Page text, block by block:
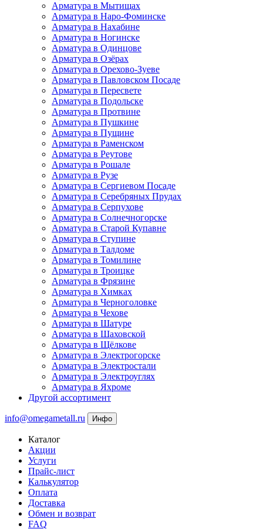
Арматура в Мытищах
Арматура в Наро-Фоминске
Арматура в Нахабине
Арматура в Ногинске
Арматура в Одинцове
Арматура в Озёрах
Арматура в Орехово-Зуеве
Арматура в Павловском Посаде
Арматура в Пересвете
Арматура в Подольске
Арматура в Протвине
Арматура в Пушкине
Арматура в Пущине
Арматура в Раменском
Арматура в Реутове
Арматура в Рошале
Арматура в Рузе
Арматура в Сергиевом Посаде
Арматура в Серебряных Прудах
Арматура в Серпухове
Арматура в Солнечногорске
Арматура в Старой Купавне
Арматура в Ступине
Арматура в Талдоме
Арматура в Томилине
Арматура в Троицке
Арматура в Фрязине
Арматура в Химках
Арматура в Черноголовке
Арматура в Чехове
Арматура в Шатуре
Арматура в Шаховской
Арматура в Щёлкове
Арматура в Электрогорске
Арматура в Электростали
Арматура в Электроуглях
Арматура в Яхроме
Другой ассортимент
info@omegametall.ru Инфо
Каталог
Акции
Услуги
Прайс-лист
Калькулятор
Оплата
Доставка
Обмен и возврат
FAQ